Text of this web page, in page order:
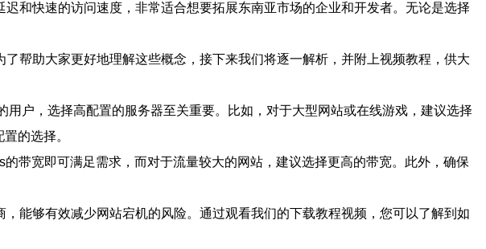
和快速的访问速度，非常适合想要拓展东南亚市场的企业和开发者。无论是选择
帮助大家更好地理解这些概念，接下来我们将逐一解析，并附上视频教程，供大
户，选择高配置的服务器至关重要。比如，对于大型网站或在线游戏，建议选择
的选择。
带宽即可满足需求，而对于流量较大的网站，建议选择更高的带宽。此外，确保
能够有效减少网站宕机的风险。通过观看我们的下载教程视频，您可以了解到如